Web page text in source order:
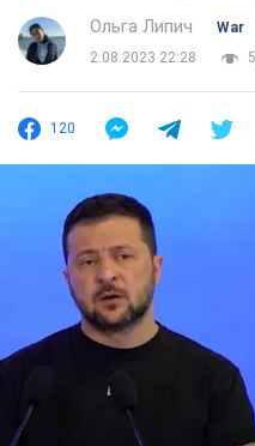
Ольга Липич
War
2.08.2023 22:28
120